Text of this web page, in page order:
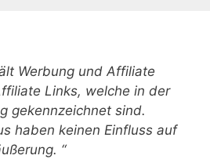
Werbung und Affiliate
Links, welche in der
gekennzeichnet sind.
haben keinen Einfluss auf
“